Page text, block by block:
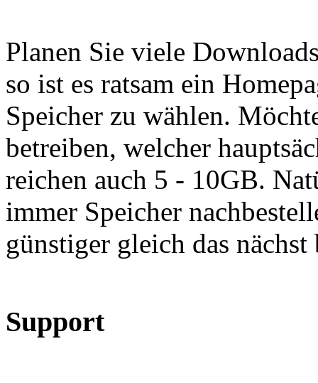
Planen Sie viele
so ist es ratsam ein
Speicher zu wählen.
betreiben, welcher
reichen auch 5 - 10GB.
immer Speicher
günstiger gleich das nächst
Support